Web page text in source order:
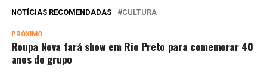
NOTÍCIAS RECOMENDADAS CULTURA
PRÓXIMO
Roupa Nova fará show em Rio Preto para comemorar 40
anos do grupo